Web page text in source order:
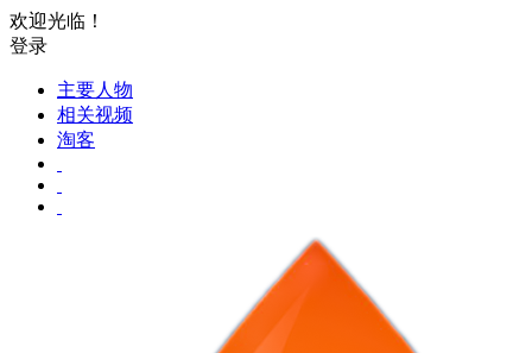
欢迎光临！
登录
主要人物
相关视频
淘客